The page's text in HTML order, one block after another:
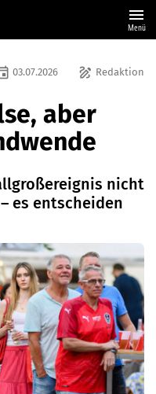
menu
Menü
draw Redaktion
03.07.2026
aber
nicht
es entscheiden